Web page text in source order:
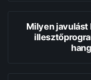
Milyen javulást